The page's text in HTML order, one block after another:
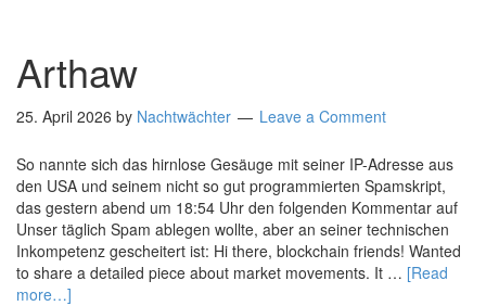
Arthaw
25. April 2026 by Nachtwächter Leave a Comment
So nannte sich das hirnlose Gesäuge mit seiner IP-Adresse aus
den USA und seinem nicht so gut programmierten Spamskript,
das gestern abend um 18:54 Uhr den folgenden Kommentar auf
Unser täglich Spam ablegen wollte, aber an seiner technischen
Inkompetenz gescheitert ist: Hi there, blockchain friends! Wanted
to share a detailed piece about market movements. It … [Read
more…]